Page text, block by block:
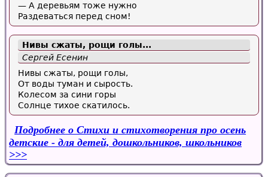
— А деpевьям тоже нyжно
Раздеваться пеpед сном!
Нивы сжаты, рощи голы...
Сергей Есенин
Нивы сжаты, рощи голы,
От воды туман и сырость.
Колесом за сини горы
Солнце тихое скатилось.
Подробнее о Стихи и стихотворения про осень
детские - для детей, дошкольников, школьников